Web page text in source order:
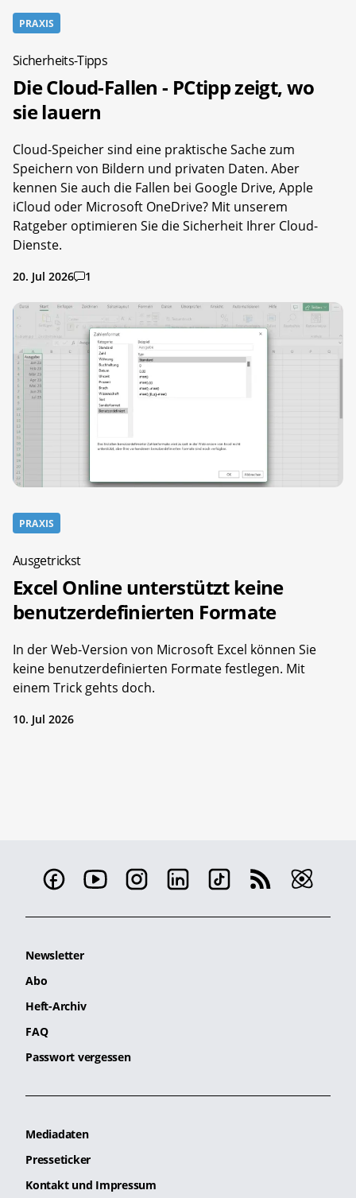
PRAXIS
Sicherheits-Tipps
Die Cloud-Fallen - PCtipp zeigt, wo
sie lauern
Cloud-Speicher sind eine praktische Sache zum
Speichern von Bildern und privaten Daten. Aber
kennen Sie auch die Fallen bei Google Drive, Apple
iCloud oder Microsoft OneDrive? Mit unserem
Ratgeber optimieren Sie die Sicherheit Ihrer Cloud-
Dienste.
20. Jul 2026 1
PRAXIS
Ausgetrickst
Excel Online unterstützt keine
benutzerdefinierten Formate
In der Web-Version von Microsoft Excel können Sie
keine benutzerdefinierten Formate festlegen. Mit
einem Trick gehts doch.
10. Jul 2026
Newsletter
Abo
Heft-Archiv
FAQ
Passwort vergessen
Mediadaten
Presseticker
Kontakt und Impressum